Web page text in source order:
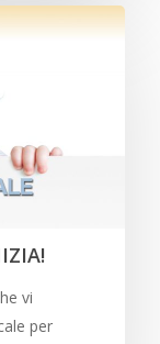
vi
per